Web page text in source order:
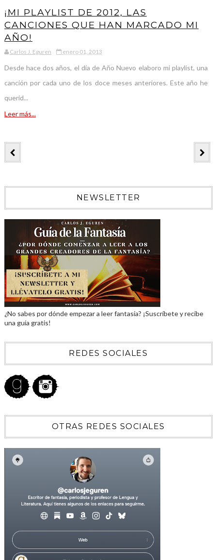
¡MI PLAYLIST DE 2012, LAS
CANCIONES QUE HAN MARCADO MI
AÑO!
Carlos J. Eguren enero 01, 2013
Desde hace dos años, el día de Año Nuevo elaboro mi playlist, una
canción por cada uno de los doce meses anteriores. Este año he
querid...
Leer más...
NEWSLETTER
¿No sabes por dónde empezar a leer fantasía? ¡Suscríbete y recibe
una guía gratis!
REDES SOCIALES
OTRAS REDES SOCIALES